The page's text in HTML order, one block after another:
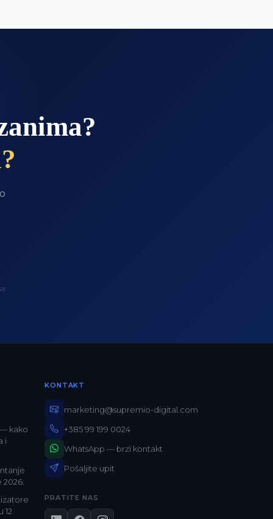
— kako
i
12
KONTAKT
marketing@supremio-digital.com
+385 99 199 0024
WhatsApp — brzi kontakt
Pošaljite upit
PRATITE NAS